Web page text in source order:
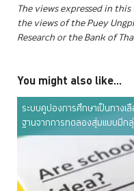
The views expressed in
the views of the Puey
Research or the Bank of
You might also like...
ระบบคูปองการศึกษาเป็นทาง
ฐานจากการทดลองสุ่มแบบมีก